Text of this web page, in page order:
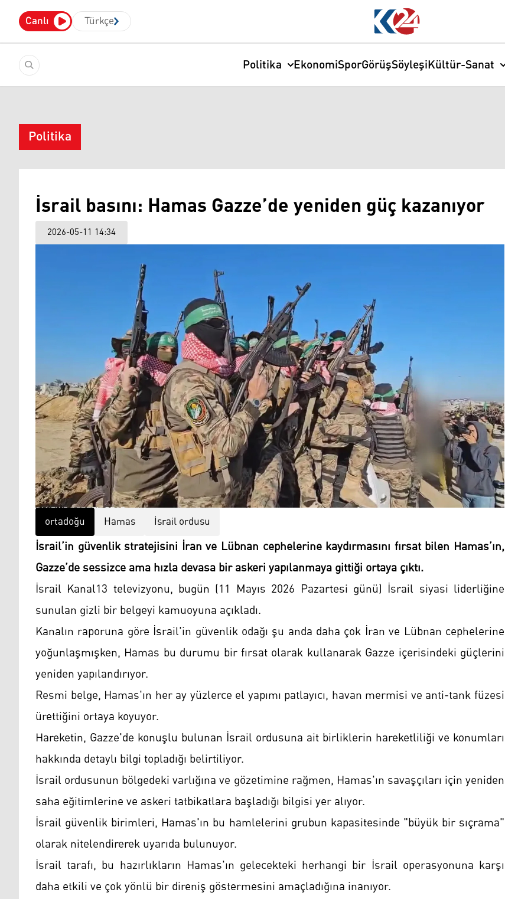
Canlı Türkçe
Politika EkonomiSporGörüşSöyleşiKültür-Sanat
Politika
İsrail basını: Hamas Gazze’de yeniden güç kazanıyor
2026-05-11 14:34
ortadoğu Hamas İsrail ordusu
İsrail’in güvenlik stratejisini İran ve Lübnan cephelerine kaydırmasını fırsat bilen Hamas’ın,
Gazze’de sessizce ama hızla devasa bir askeri yapılanmaya gittiği ortaya çıktı.
İsrail Kanal13 televizyonu, bugün (11 Mayıs 2026 Pazartesi günü) İsrail siyasi liderliğine
sunulan gizli bir belgeyi kamuoyuna açıkladı.
Kanalın raporuna göre İsrail'in güvenlik odağı şu anda daha çok İran ve Lübnan cephelerine
yoğunlaşmışken, Hamas bu durumu bir fırsat olarak kullanarak Gazze içerisindeki güçlerini
yeniden yapılandırıyor.
Resmi belge, Hamas'ın her ay yüzlerce el yapımı patlayıcı, havan mermisi ve anti-tank füzesi
ürettiğini ortaya koyuyor.
Hareketin, Gazze'de konuşlu bulunan İsrail ordusuna ait birliklerin hareketliliği ve konumları
hakkında detaylı bilgi topladığı belirtiliyor.
İsrail ordusunun bölgedeki varlığına ve gözetimine rağmen, Hamas'ın savaşçıları için yeniden
saha eğitimlerine ve askeri tatbikatlara başladığı bilgisi yer alıyor.
İsrail güvenlik birimleri, Hamas'ın bu hamlelerini grubun kapasitesinde "büyük bir sıçrama"
olarak nitelendirerek uyarıda bulunuyor.
İsrail tarafı, bu hazırlıkların Hamas'ın gelecekteki herhangi bir İsrail operasyonuna karşı
daha etkili ve çok yönlü bir direniş göstermesini amaçladığına inanıyor.